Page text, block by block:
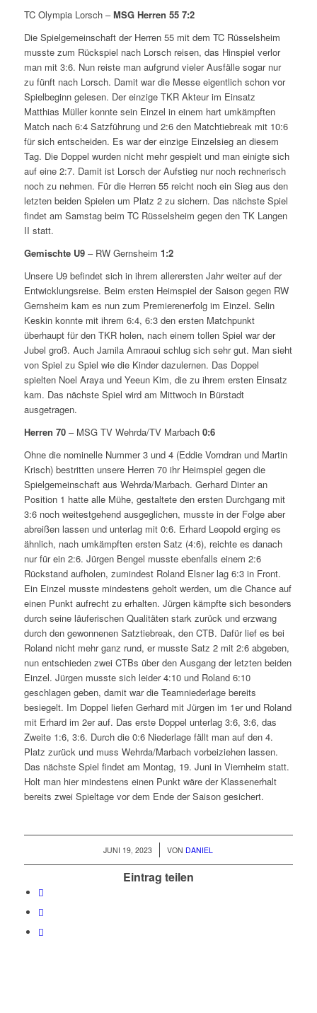
TC Olympia Lorsch –MSG Herren 55 7:2
Die Spielgemeinschaft der Herren 55 mit dem TC Rüsselsheim
musste zum Rückspiel nach Lorsch reisen, das Hinspiel verlor
man mit 3:6. Nun reiste man aufgrund vieler Ausfälle sogar nur
zu fünft nach Lorsch. Damit war die Messe eigentlich schon vor
Spielbeginn gelesen. Der einzige TKR Akteur im Einsatz
Matthias Müller konnte sein Einzel in einem hart umkämpften
Match nach 6:4 Satzführung und 2:6 den Matchtiebreak mit 10:6
für sich entscheiden. Es war der einzige Einzelsieg an diesem
Tag. Die Doppel wurden nicht mehr gespielt und man einigte sich
auf eine 2:7. Damit ist Lorsch der Aufstieg nur noch rechnerisch
noch zu nehmen. Für die Herren 55 reicht noch ein Sieg aus den
letzten beiden Spielen um Platz 2 zu sichern. Das nächste Spiel
findet am Samstag beim TC Rüsselsheim gegen den TK Langen
II statt.
Gemischte U9– RW Gernsheim 1:2
Unsere U9 befindet sich in ihrem allerersten Jahr weiter auf der
Entwicklungsreise. Beim ersten Heimspiel der Saison gegen RW
Gernsheim kam es nun zum Premierenerfolg im Einzel. Selin
Keskin konnte mit ihrem 6:4, 6:3 den ersten Matchpunkt
überhaupt für den TKR holen, nach einem tollen Spiel war der
Jubel groß. Auch Jamila Amraoui schlug sich sehr gut. Man sieht
von Spiel zu Spiel wie die Kinder dazulernen. Das Doppel
spielten Noel Araya und Yeeun Kim, die zu ihrem ersten Einsatz
kam. Das nächste Spiel wird am Mittwoch in Bürstadt
ausgetragen.
Herren 70 – MSG TV Wehrda/TV Marbach0:6
Ohne die nominelle Nummer 3 und 4 (Eddie Vorndran und Martin
Krisch) bestritten unsere Herren 70 ihr Heimspiel gegen die
Spielgemeinschaft aus Wehrda/Marbach. Gerhard Dinter an
Position 1 hatte alle Mühe, gestaltete den ersten Durchgang mit
3:6 noch weitestgehend ausgeglichen, musste in der Folge aber
abreißen lassen und unterlag mit 0:6. Erhard Leopold erging es
ähnlich, nach umkämpften ersten Satz (4:6), reichte es danach
nur für ein 2:6. Jürgen Bengel musste ebenfalls einem 2:6
Rückstand aufholen, zumindest Roland Elsner lag 6:3 in Front.
Ein Einzel musste mindestens geholt werden, um die Chance auf
einen Punkt aufrecht zu erhalten. Jürgen kämpfte sich besonders
durch seine läuferischen Qualitäten stark zurück und erzwang
durch den gewonnenen Satztiebreak, den CTB. Dafür lief es bei
Roland nicht mehr ganz rund, er musste Satz 2 mit 2:6 abgeben,
nun entschieden zwei CTBs über den Ausgang der letzten beiden
Einzel. Jürgen musste sich leider 4:10 und Roland 6:10
geschlagen geben, damit war die Teamniederlage bereits
besiegelt. Im Doppel liefen Gerhard mit Jürgen im 1er und Roland
mit Erhard im 2er auf. Das erste Doppel unterlag 3:6, 3:6, das
Zweite 1:6, 3:6. Durch die 0:6 Niederlage fällt man auf den 4.
Platz zurück und muss Wehrda/Marbach vorbeiziehen lassen.
Das nächste Spiel findet am Montag, 19. Juni in Viernheim statt.
Holt man hier mindestens einen Punkt wäre der Klassenerhalt
bereits zwei Spieltage vor dem Ende der Saison gesichert.
JUNI 19, 2023
/ VON DANIEL
Eintrag teilen